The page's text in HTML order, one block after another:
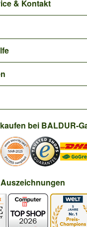
& Kontakt
bei BALDUR-
Auszeichnungen